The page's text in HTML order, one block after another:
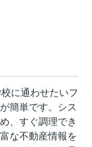
に通わせたいフ
簡単です。シス
、すぐ調理でき
な不動産情報を